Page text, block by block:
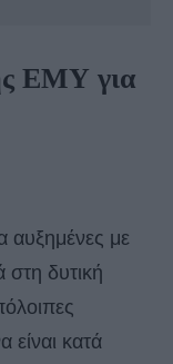
ΕΜΥ για
αυξημένες με
στη δυτική
είναι κατά